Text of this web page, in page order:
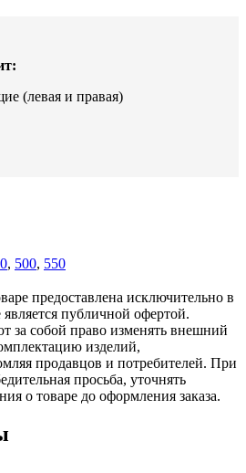
(левая и правая)
, 500, 550
предоставлена исключительно в
публичной офертой.
за собой право изменять внешний
изделий,
продавцов и потребителей. При
просьба, уточнять
о товаре до оформления заказа.